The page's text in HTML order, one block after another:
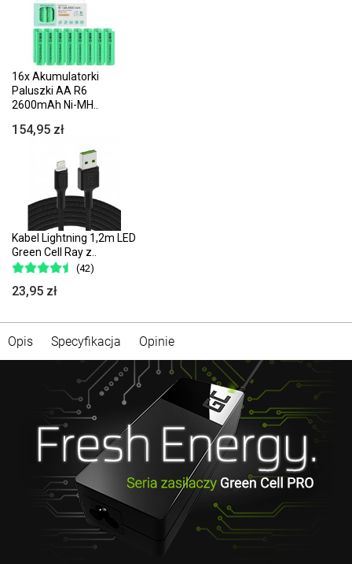
16x Akumulatorki
Paluszki AA R6
2600mAh Ni-MH..
154,95 zł
Kabel Lightning 1,2m LED
Green Cell Ray z..
(42)
23,95 zł
Opis Specyfikacja Opinie